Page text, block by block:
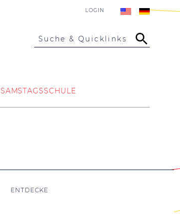
LOGIN
Suche & Quicklinks
SAMSTAGSSCHULE